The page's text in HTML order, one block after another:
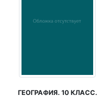
ГЕОГРАФИЯ. 10 КЛАСС.